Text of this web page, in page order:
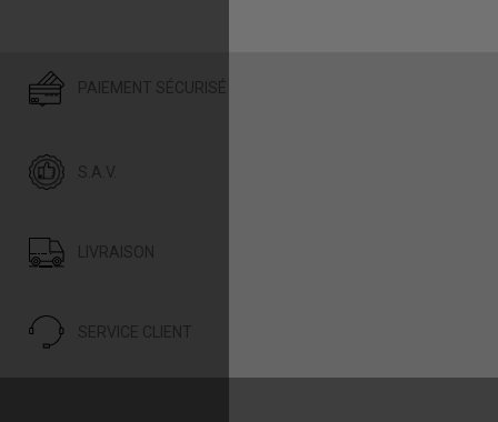
PAIEMENT SÉCURISÉ
S.A.V.
LIVRAISON
SERVICE CLIENT